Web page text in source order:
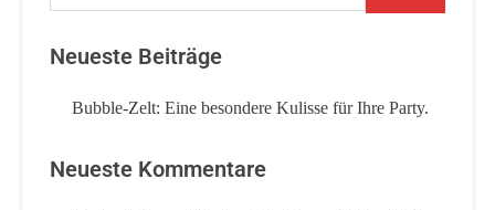
Neueste Beiträge
Bubble-Zelt: Eine besondere Kulisse für Ihre Party.
Neueste Kommentare